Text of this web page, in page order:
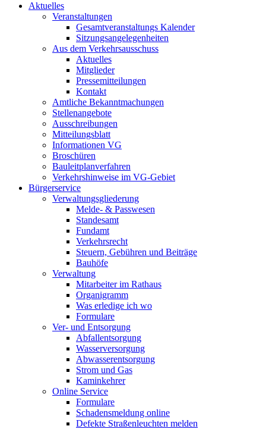
Aktuelles
Veranstaltungen
Gesamtveranstaltungs Kalender
Sitzungsangelegenheiten
Aus dem Verkehrsausschuss
Aktuelles
Mitglieder
Pressemitteilungen
Kontakt
Amtliche Bekanntmachungen
Stellenangebote
Ausschreibungen
Mitteilungsblatt
Informationen VG
Broschüren
Bauleitplanverfahren
Verkehrshinweise im VG-Gebiet
Bürgerservice
Verwaltungsgliederung
Melde- & Passwesen
Standesamt
Fundamt
Verkehrsrecht
Steuern, Gebühren und Beiträge
Bauhöfe
Verwaltung
Mitarbeiter im Rathaus
Organigramm
Was erledige ich wo
Formulare
Ver- und Entsorgung
Abfallentsorgung
Wasserversorgung
Abwasserentsorgung
Strom und Gas
Kaminkehrer
Online Service
Formulare
Schadensmeldung online
Defekte Straßenleuchten melden